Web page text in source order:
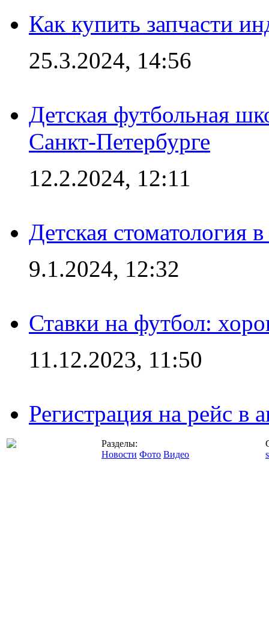
Как купить запчасти
25.3.2024, 14:56
Детская футбольная
Санкт-Петербурге
12.2.2024, 12:11
Детская стоматология
9.1.2024, 12:32
Ставки на футбол:
11.12.2023, 11:50
Регистрация на рейс в
Разделы:
Новости Фото Видео